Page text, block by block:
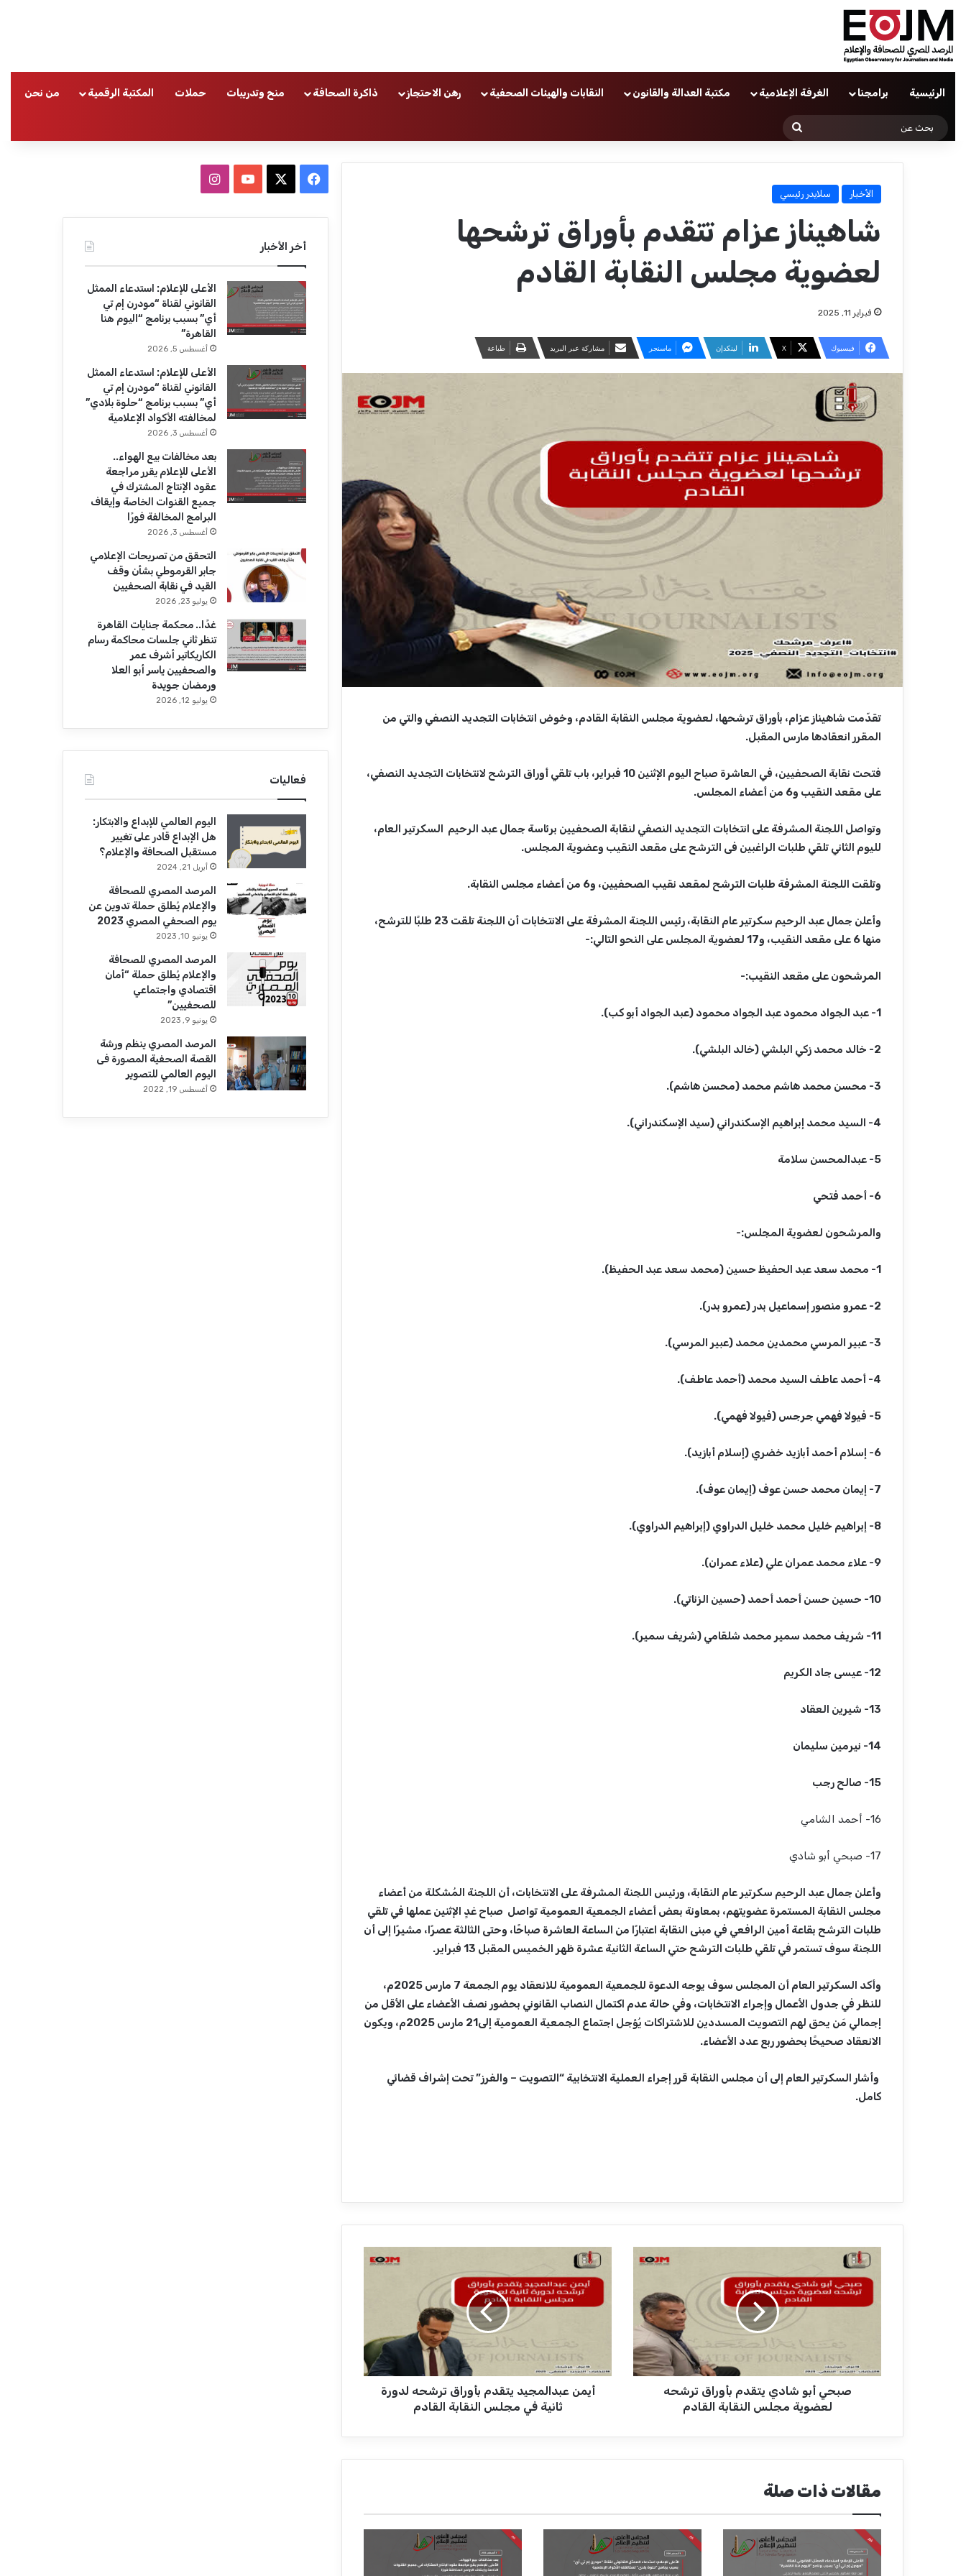
الرئيسية برامجنا الغرفة الإعلامية مكتبة العدالة والقانون النقابات والهيئات الصحفية رهن الاحتجاز ذاكرة الصحافة منح وتدريبات حملات المكتبة الرقمية من نحن
الأخبار سلايدر رئيسي
شاهيناز عزام تتقدم بأوراق ترشحها
لعضوية مجلس النقابة القادم
فبراير 11, 2025
فيسبوك ‫X لينكدإن ماسنجر مشاركة عبر البريد طباعة
تقدّمت شاهيناز عزام، بأوراق ترشحها، لعضوية مجلس النقابة القادم، وخوض انتخابات التجديد النصفي والتي من
المقرر انعقادها مارس المقبل.
فتحت نقابة الصحفيين، في العاشرة صباح اليوم الإثنين 10 فبراير، باب تلقي أوراق الترشح لانتخابات التجديد النصفي،
على مقعد النقيب و6 من أعضاء المجلس.
وتواصل اللجنة المشرفة على انتخابات التجديد النصفي لنقابة الصحفيين برئاسة جمال عبد الرحيم السكرتير العام،
لليوم الثاني تلقي طلبات الراغبين فى الترشح على مقعد النقيب وعضوية المجلس.
وتلقت اللجنة المشرفة طلبات الترشح لمقعد نقيب الصحفيين، و6 من أعضاء مجلس النقابة.
وأعلن جمال عبد الرحيم سكرتير عام النقابة، رئيس اللجنة المشرفة على الانتخابات أن اللجنة تلقت 23 طلبًا للترشح،
منها 6 على مقعد النقيب، و17 لعضوية المجلس على النحو التالي:-
المرشحون على مقعد النقيب:-
1- عبد الجواد محمود عبد الجواد محمود (عبد الجواد أبو كب).
2- خالد محمد زكي البلشي (خالد البلشي).
3- محسن محمد هاشم محمد (محسن هاشم).
4- السيد محمد إبراهيم الإسكندراني (سيد الإسكندراني).
5- عبدالمحسن سلامة
6- أحمد فتحي
والمرشحون لعضوية المجلس:-
1- محمد سعد عبد الحفيظ حسين (محمد سعد عبد الحفيظ).
2- عمرو منصور إسماعيل بدر (عمرو بدر).
3- عبير المرسي محمدين محمد (عبير المرسي).
4- أحمد عاطف السيد محمد (أحمد عاطف).
5- فيولا فهمي جرجس (فيولا فهمي).
6- إسلام أحمد أبازيد خضري (إسلام أبازيد).
7- إيمان محمد حسن عوف (إيمان عوف).
8- إبراهيم خليل محمد خليل الدراوي (إبراهيم الدراوي).
9- علاء محمد عمران علي (علاء عمران).
10- حسين حسن أحمد أحمد (حسين الزناتي).
11- شريف محمد سمير محمد شلقامي (شريف سمير).
12- عيسى جاد الكريم
13- شيرين العقاد
14- نيرمين سليمان
15- صالح رجب
16- أحمد الشامي
17- صبحي أبو شادي
وأعلن جمال عبد الرحيم سكرتير عام النقابة، ورئيس اللجنة المشرفة على الانتخابات، أن اللجنة المُشكلة من أعضاء
مجلس النقابة المستمرة عضويتهم، بمعاونة بعض أعضاء الجمعية العمومية تواصل صباح غدٍ الإثنين عملها في تلقي
طلبات الترشح بقاعة أمين الرافعي في مبنى النقابة اعتبارًا من الساعة العاشرة صباحًا، وحتى الثالثة عصرًا، مشيرًا إلى أن
اللجنة سوف تستمر في تلقي طلبات الترشح حتي الساعة الثانية عشرة ظهر الخميس المقبل 13 فبراير.
وأكد السكرتير العام أن المجلس سوف يوجه الدعوة للجمعية العمومية للانعقاد يوم الجمعة 7 مارس 2025م،
للنظر في جدول الأعمال وإجراء الانتخابات، وفي حالة عدم اكتمال النصاب القانوني بحضور نصف الأعضاء على الأقل من
إجمالي مَن يحق لهم التصويت المسددين للاشتراكات يُؤجل اجتماع الجمعية العمومية إلى21 مارس 2025م، ويكون
الانعقاد صحيحًا بحضور ربع عدد الأعضاء.
وأشار السكرتير العام إلى أن مجلس النقابة قرر إجراء العملية الانتخابية “التصويت – والفرز” تحت إشراف قضائي
كامل.
ا
ت
ب
ر
ا
صبحي أبو شادي يتقدم بأوراق ترشحه
لعضوية مجلس النقابة القادم
ل
د
أ
ر
أيمن عبدالمجيد يتقدم بأوراق ترشحه لدورة
ثانية في مجلس النقابة القادم
مقالات ذات صلة
ب
و
ك
u
T
u
e
ا
ت
ق
ر
ا
م
أخر الأخبار
الأعلى للإعلام: استدعاء الممثل
القانوني لقناة “مودرن إم تي
أي” بسبب برنامج “اليوم هنا
القاهرة”
أغسطس 5, 2026
الأعلى للإعلام: استدعاء الممثل
القانوني لقناة “مودرن إم تي
أي” بسبب برنامج “حلوة بلادي”
لمخالفته الأكواد الإعلامية
أغسطس 3, 2026
بعد مخالفات بيع الهواء..
الأعلى للإعلام يقرر مراجعة
عقود الإنتاج المشترك في
جميع القنوات الخاصة وإيقاف
البرامج المخالفة فورًا
أغسطس 3, 2026
التحقق من تصريحات الإعلامي
جابر القرموطي بشأن وقف
القيد في نقابة الصحفيين
يوليو 23, 2026
غدًا.. محكمة جنايات القاهرة
تنظر ثاني جلسات محاكمة رسام
الكاريكاتير أشرف عمر
والصحفيين ياسر أبو العلا
ورمضان جويدة
يوليو 12, 2026
فعاليات
اليوم العالمي للإبداع والابتكار:
هل الإبداع قادر على تغيير
مستقبل الصحافة والإعلام؟
أبريل 21, 2024
المرصد المصري للصحافة
والإعلام يُطلق حملة تدوين عن
يوم الصحفي المصري 2023
يونيو 10, 2023
المرصد المصري للصحافة
والإعلام يُطلق حملة “أمان
اقتصادي واجتماعي
للصحفيين”
يونيو 9, 2023
المرصد المصري ينظم ورشة
القصة الصحفية المصورة فى
اليوم العالمي للتصوير
أغسطس 19, 2022